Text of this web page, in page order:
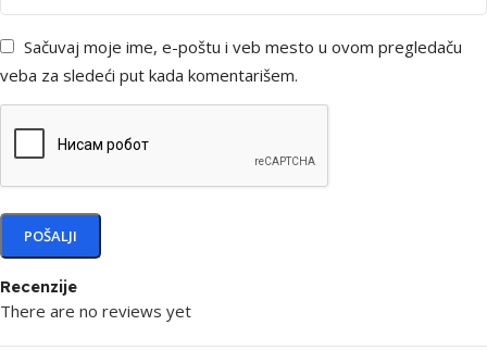
Recenzije
There are no reviews yet
Sačuvaj moje ime, e-poštu i veb mesto u ovom pregledaču
veba za sledeći put kada komentarišem.